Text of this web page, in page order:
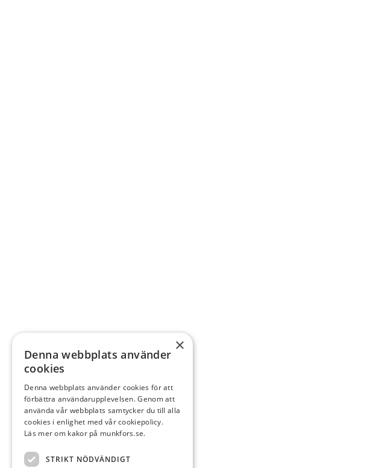
×
Denna webbplats använder
cookies
Denna webbplats använder cookies för att
förbättra användarupplevelsen. Genom att
använda vår webbplats samtycker du till alla
cookies i enlighet med vår cookiepolicy.
Läs mer om kakor på munkfors.se.
STRIKT NÖDVÄNDIGT